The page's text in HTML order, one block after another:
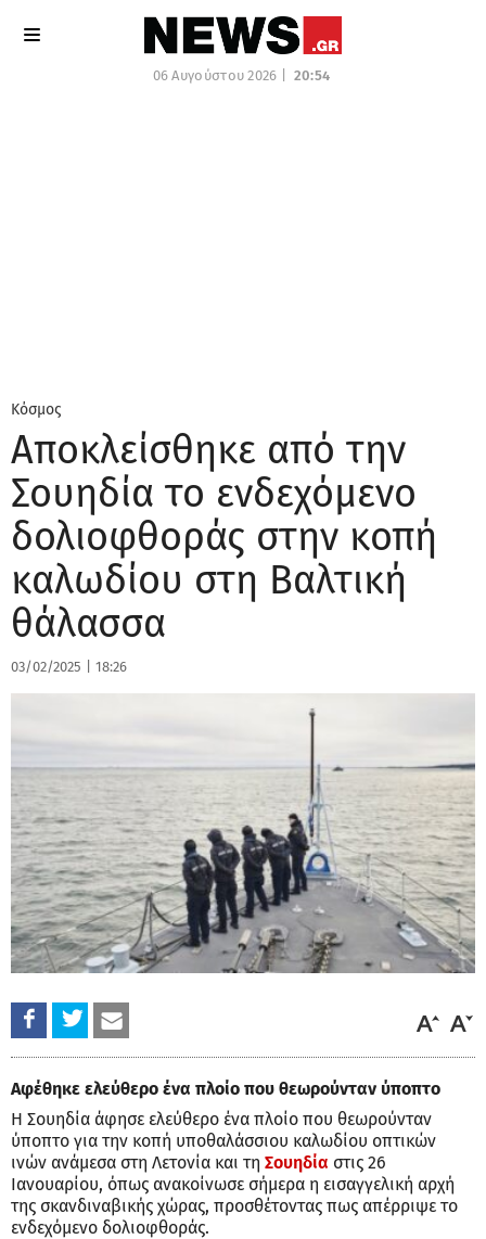
06 Αυγούστου 2026 | 20:54
Κόσμος
Αποκλείσθηκε από την
Σουηδία το ενδεχόμενο
δολιοφθοράς στην κοπή
καλωδίου στη Βαλτική
θάλασσα
03/02/2025 18:26
Αφέθηκε ελεύθερο ένα πλοίο που θεωρούνταν ύποπτο
Η Σουηδία άφησε ελεύθερο ένα πλοίο που θεωρούνταν
ύποπτο για την κοπή υποθαλάσσιου καλωδίου οπτικών
ινών ανάμεσα στη Λετονία και τη Σουηδία στις 26
Ιανουαρίου, όπως ανακοίνωσε σήμερα η εισαγγελική αρχή
της σκανδιναβικής χώρας, προσθέτοντας πως απέρριψε το
ενδεχόμενο δολιοφθοράς.